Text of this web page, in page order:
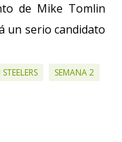
de Mike Tomlin
un serio candidato
SEMANA 2